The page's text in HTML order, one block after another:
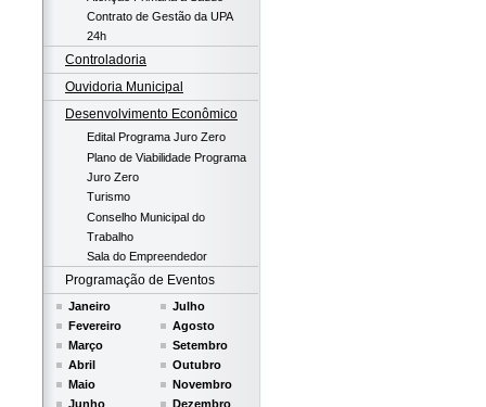
Contrato de Gestão da UPA
24h
Controladoria
Ouvidoria Municipal
Desenvolvimento Econômico
Edital Programa Juro Zero
Plano de Viabilidade Programa
Juro Zero
Turismo
Conselho Municipal do
Trabalho
Sala do Empreendedor
Programação de Eventos
Janeiro
Fevereiro
Março
Abril
Maio
Junho
Julho
Agosto
Setembro
Outubro
Novembro
Dezembro